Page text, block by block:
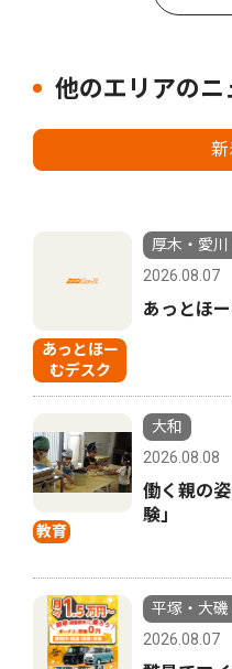
他のエリアのニ
あっとほー
むデスク
厚木・愛川
2026.08.07
あっとほ
教育
大和
2026.08.08
働く親の
験」
平塚・大
2026.08.07